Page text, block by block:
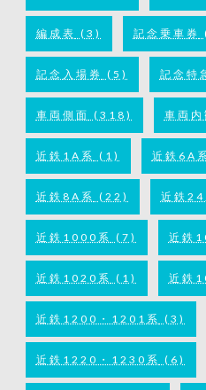
編成表 (3) 記念乗車券
記念入場券 (5) 記念特
車両側面 (318) 車両内
近鉄1A系 (1) 近鉄6A系
近鉄8A系 (22) 近鉄24
近鉄1000系 (7) 近鉄
近鉄1020系 (1) 近鉄
近鉄1200・1201系 (3)
近鉄1220・1230系 (6)